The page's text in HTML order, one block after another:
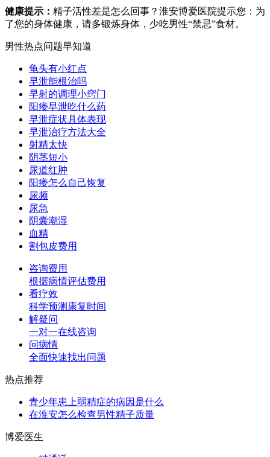
健康提示： 精子活性差是怎么回事？淮安博爱医院提示您：为
了您的身体健康，请多锻炼身体，少吃男性“禁忌”食材。
男性热点问题早知道
龟头有小红点
早泄能根治吗
早射的调理小窍门
阳痿早泄吃什么药
早泄症状具体表现
早泄治疗方法大全
射精太快
阴茎短小
尿道红肿
阳痿怎么自己恢复
尿频
尿急
阴囊潮湿
血精
割包皮费用
咨询费用
根据病情评估费用
看疗效
科学预测康复时间
解疑问
一对一在线咨询
问病情
全面快速找出问题
热点推荐
青少年患上弱精症的病因是什么
在淮安怎么检查男性精子质量
博爱医生